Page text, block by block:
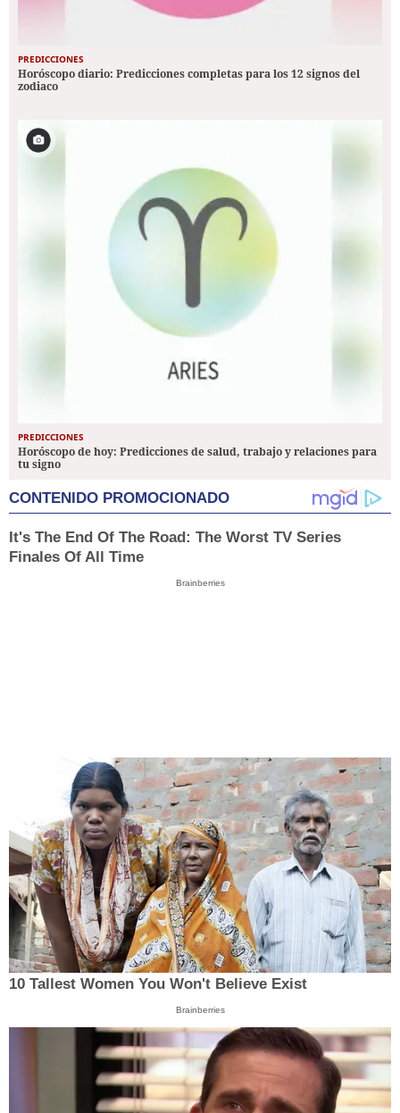
PREDICCIONES
Horóscopo diario: Predicciones completas para los 12 signos del
zodiaco
PREDICCIONES
Horóscopo de hoy: Predicciones de salud, trabajo y relaciones para
tu signo
CONTENIDO PROMOCIONADO
It's The End Of The Road: The Worst TV Series
Finales Of All Time
Brainberries
10 Tallest Women You Won't Believe Exist
Brainberries